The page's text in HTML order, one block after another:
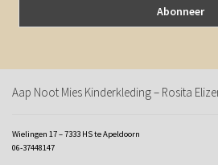
Aap Noot Mies Kinderkleding – Rosita
Wielingen 17 – 7333 HS te Apeldoorn
06-37448147